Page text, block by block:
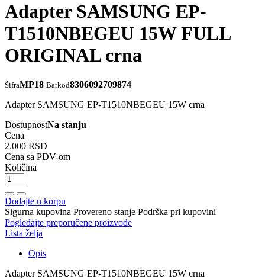
Adapter SAMSUNG EP-
T1510NBEGEU 15W FULL
ORIGINAL crna
ŠifraMP18 Barkod8306092709874
Adapter SAMSUNG EP-T1510NBEGEU 15W crna
DostupnostNa stanju
Cena
2.000 RSD
Cena sa PDV-om
Količina
Dodajte u korpu
Sigurna kupovina Provereno stanje Podrška pri kupovini
Pogledajte preporučene proizvode
Lista želja
Opis
Adapter SAMSUNG EP-T1510NBEGEU 15W crna